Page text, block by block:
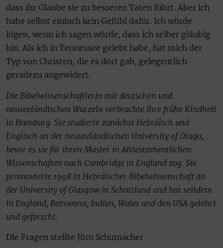
dass ihr Glaube sie zu besseren Taten führt. Aber ich
habe selbst einfach kein Gefühl dafür. Ich würde
lügen, wenn ich sagen würde, dass ich selber gläubig
bin. Als ich in Tennessee gelebt habe, hat mich der
Typ von Christen, die es dort gab, gelegentlich
geradezu angewidert.
Die Bibelwissenschaftlerin mit deutschen und
neuseeländischen Wurzeln verbrachte ihre frühe Kindheit
in Hamburg. Sie studierte zunächst Hebräisch und
Englisch an der neuseeländischen University of Otago,
bevor es sie für ihren Master in Alttestamentlichen
Wissenschaften nach Cambridge in England zog. Sie
promovierte 1998 in Hebräischer Bibelwissenschaft an
der University of Glasgow in Schottland und hat seitdem
in England, Botswana, Indien, Wales und den USA gelehrt
und geforscht.
Die Fragen stellte Jörn Schumacher